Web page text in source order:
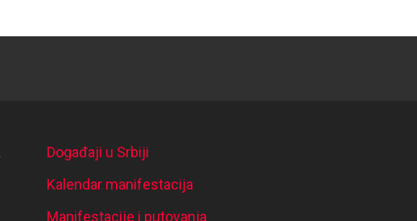
Događaji u Srbiji
Kalendar manifestacija
Manifestacije i putovanja